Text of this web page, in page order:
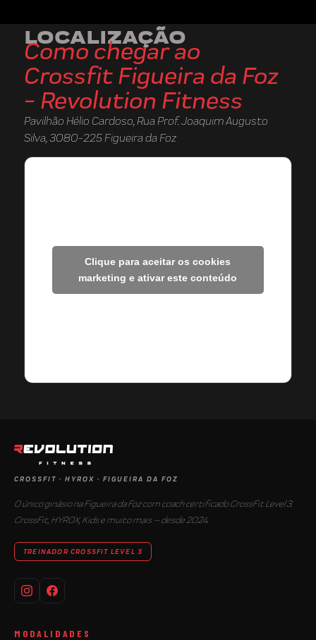
LOCALIZAÇÃO
Como chegar ao
Crossfit Figueira da Foz
- Revolution Fitness
Pavilhão Hélio Cardoso, Rua Prof. Joaquim Augusto
Silva, 3080-225 Figueira da Foz
Clique para aceitar os cookies
marketing e ativar este conteúdo
CROSSFIT · HYROX · FIGUEIRA DA FOZ
O único ginásio na Figueira da Foz com coach certificado CrossFit Level 3.
CrossFit, HYROX, Kids e muito mais — desde 2024.
TREINADOR CROSSFIT LEVEL 3
MODALIDADES